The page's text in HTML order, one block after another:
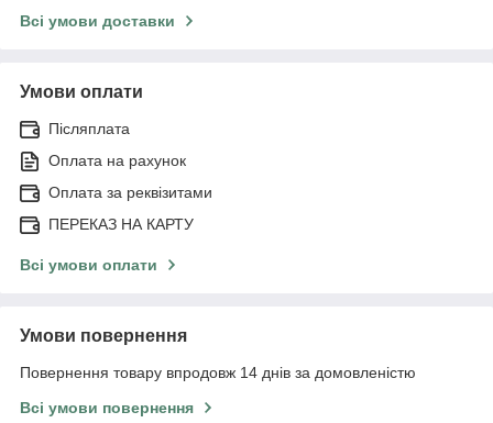
Всі умови доставки
Умови оплати
Післяплата
Оплата на рахунок
Оплата за реквізитами
ПЕРЕКАЗ НА КАРТУ
Всі умови оплати
Умови повернення
Повернення товару впродовж 14 днів за домовленістю
Всі умови повернення